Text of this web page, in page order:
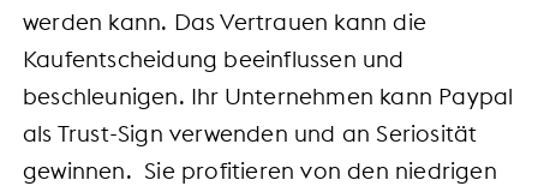
werden kann. Das Vertrauen kann die
Kaufentscheidung beeinflussen und
beschleunigen. Ihr Unternehmen kann Paypal
als Trust-Sign verwenden und an Seriosität
gewinnen. Sie profitieren von den niedrigen